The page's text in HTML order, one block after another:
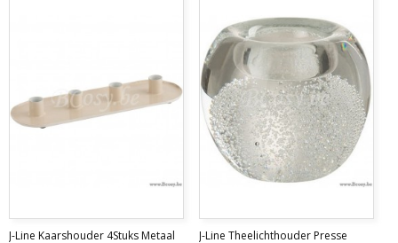
J-Line Kaarshouder 4Stuks Metaal
J-Line Theelichthouder Presse